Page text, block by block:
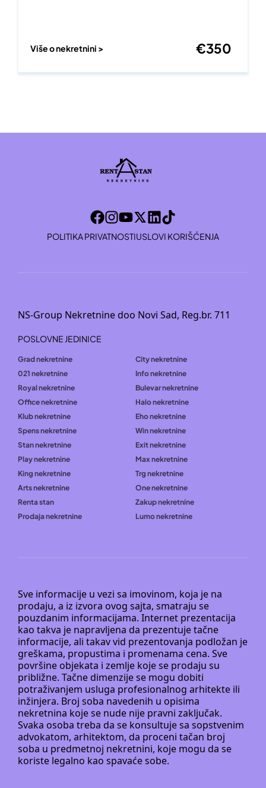
Više o nekretnini > €350
POLITIKA PRIVATNOSTIUSLOVI KORIŠĆENJA
Sve informacije u vezi sa imovinom, koja je na
prodaju, a iz izvora ovog sajta, smatraju se
pouzdanim informacijama. Internet prezentacija
kao takva je napravljena da prezentuje tačne
informacije, ali takav vid prezentovanja podložan je
greškama, propustima i promenama cena. Sve
površine objekata i zemlje koje se prodaju su
približne. Tačne dimenzije se mogu dobiti
potraživanjem usluga profesionalnog arhitekte ili
inžinjera. Broj soba navedenih u opisima
nekretnina koje se nude nije pravni zaključak.
Svaka osoba treba da se konsultuje sa sopstvenim
advokatom, arhitektom, da proceni tačan broj
soba u predmetnoj nekretnini, koje mogu da se
koriste legalno kao spavaće sobe.
NS-Group Nekretnine doo Novi Sad, Reg.br. 711
POSLOVNE JEDINICE
Grad nekretnine
City nekretnine
021 nekretnine
Info nekretnine
Royal nekretnine
Bulevar nekretnine
Office nekretnine
Halo nekretnine
Klub nekretnine
Eho nekretnine
Spens nekretnine
Win nekretnine
Stan nekretnine
Exit nekretnine
Play nekretnine
Max nekretnine
King nekretnine
Trg nekretnine
Arts nekretnine
One nekretnine
Renta stan
Zakup nekretnine
Prodaja nekretnine
Lumo nekretnine